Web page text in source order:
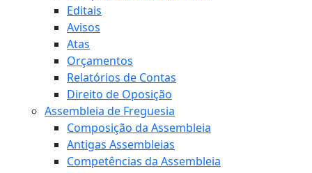
Editais
Avisos
Atas
Orçamentos
Relatórios de Contas
Direito de Oposição
Assembleia de Freguesia
Composição da Assembleia
Antigas Assembleias
Competências da Assembleia